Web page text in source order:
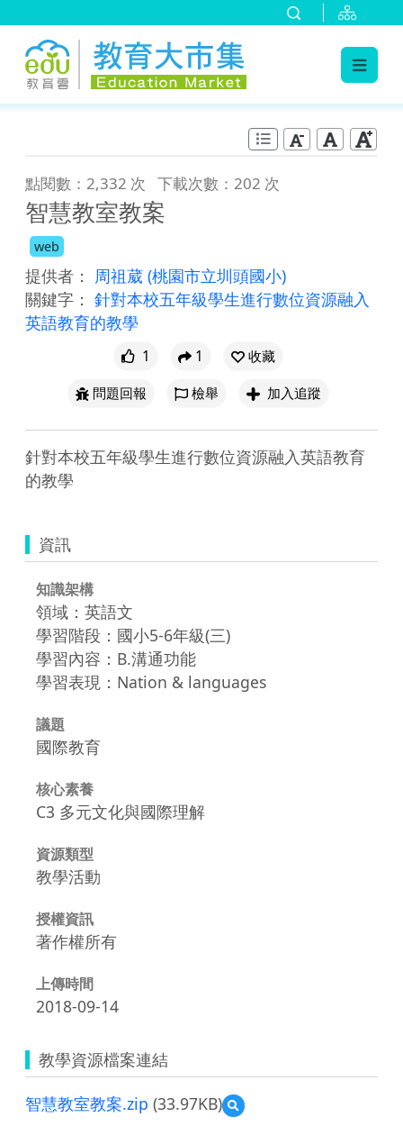
點閱數：2,332 次 下載次數：202 次
智慧教室教案
web
提供者： 周祖葳 (桃園市立圳頭國小)
關鍵字： 針對本校五年級學生進行數位資源融入
英語教育的教學
1 1
收藏
問題回報
檢舉 加入追蹤
針對本校五年級學生進行數位資源融入英語教育
的教學
資訊
知識架構
領域：英語文
學習階段：國小5-6年級(三)
學習內容：B.溝通功能
學習表現：Nation & languages
議題
國際教育
核心素養
C3 多元文化與國際理解
資源類型
教學活動
授權資訊
著作權所有
上傳時間
2018-09-14
教學資源檔案連結
智慧教室教案.zip (33.97KB)
預
覽